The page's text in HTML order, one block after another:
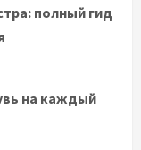
полный гид
на каждый